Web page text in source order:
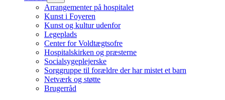
Arrangementer på hospitalet
Kunst i Foyeren
Kunst og kultur udenfor
Legeplads
Center for Voldtægtsofre
Hospitalskirken og præsterne
Socialsygeplejerske
Sorggruppe til forældre der har mistet et barn
Netværk og støtte
Brugerråd